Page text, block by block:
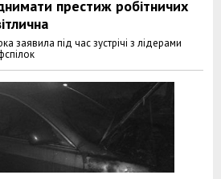
престиж робітничих
заявила під час зустрічі з лідерами